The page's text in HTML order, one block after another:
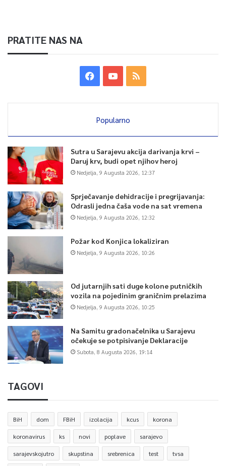
PRATITE NAS NA
Popularno
Sutra u Sarajevu akcija darivanja krvi –
Daruj krv, budi opet njihov heroj
Nedjelja, 9 Augusta 2026, 12:37
Sprječavanje dehidracije i pregrijavanja:
Odrasli jedna čaša vode na sat vremena
Nedjelja, 9 Augusta 2026, 12:32
Požar kod Konjica lokaliziran
Nedjelja, 9 Augusta 2026, 10:26
Od jutarnjih sati duge kolone putničkih
vozila na pojedinim graničnim prelazima
Nedjelja, 9 Augusta 2026, 10:25
Na Samitu gradonačelnika u Sarajevu
očekuje se potpisivanje Deklaracije
Subota, 8 Augusta 2026, 19:14
TAGOVI
BiH dom FBiH izolacija kcus korona
koronavirus ks novi poplave sarajevo
sarajevskojutro skupstina srebrenica test tvsa